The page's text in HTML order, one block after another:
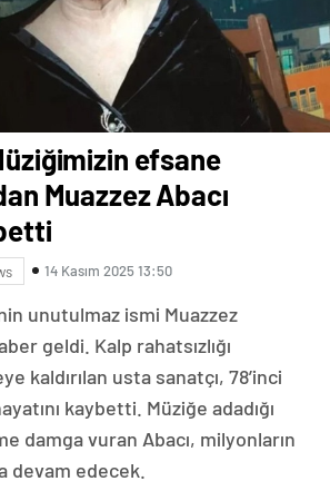
efsane
Muazzez Abacı
14 Kasım 2025 13:50
unutulmaz ismi Muazzez
geldi. Kalp rahatsızlığı
kaldırılan usta sanatçı, 78’inci
kaybetti. Müziğe adadığı
damga vuran Abacı, milyonların
devam edecek.